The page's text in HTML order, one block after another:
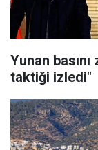
Yunan
taktiği izledi"